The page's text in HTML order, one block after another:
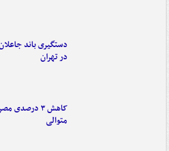
دستگیری باند
در تهران
کاهش ۳
متوالی